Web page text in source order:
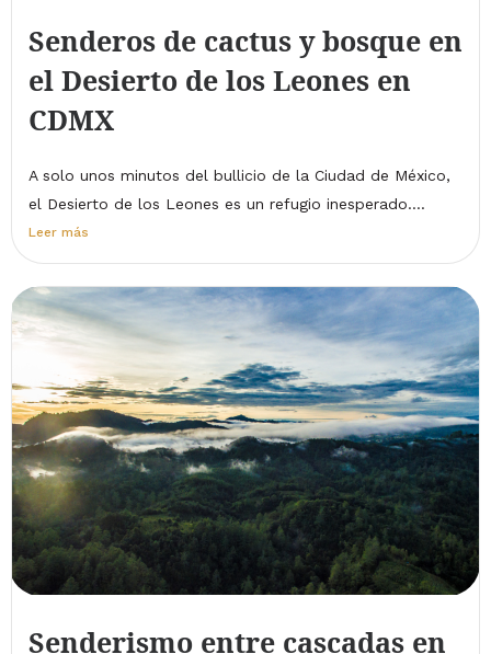
Senderos de cactus y bosque en
el Desierto de los Leones en
CDMX
A solo unos minutos del bullicio de la Ciudad de México,
el Desierto de los Leones es un refugio inesperado....
Leer más
Senderismo entre cascadas en